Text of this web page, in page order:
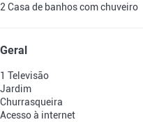
2 Casa de banhos com chuveiro
Geral
1 Televisão
Jardim
Churrasqueira
Acesso à internet